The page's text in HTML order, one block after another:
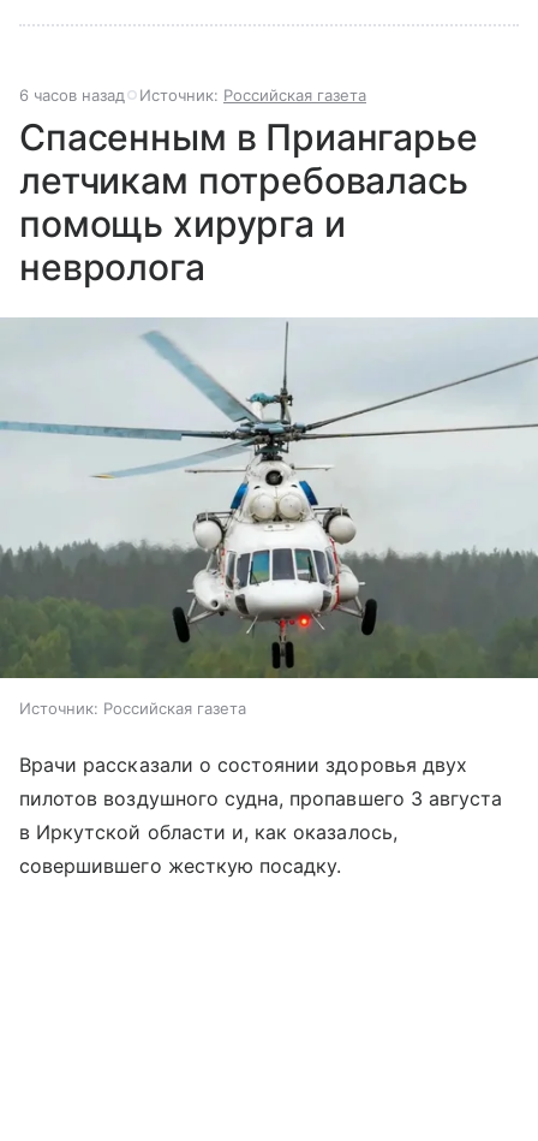
6 часов назад Источник: Российская газета
Спасенным в Приангарье
летчикам потребовалась
помощь хирурга и
невролога
Источник: Российская газета
Врачи рассказали о состоянии здоровья двух
пилотов воздушного судна, пропавшего 3 августа
в Иркутской области и, как оказалось,
совершившего жесткую посадку.